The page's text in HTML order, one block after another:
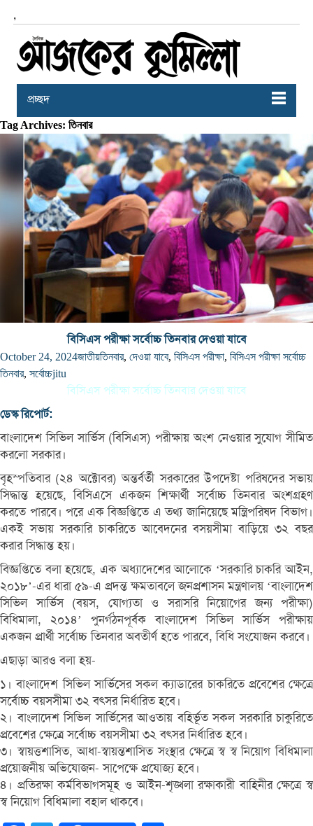
,
প্রচ্ছদ
Tag Archives: তিনবার
বিসিএস পরীক্ষা সর্বোচ্চ তিনবার দেওয়া যাবে
October 24, 2024জাতীয়তিনবার, দেওয়া যাবে, বিসিএস পরীক্ষা, বিসিএস পরীক্ষা সর্বোচ্চ
তিনবার, সর্বোচ্চjitu
বিসিএস পরীক্ষা সর্বোচ্চ তিনবার দেওয়া যাবে
ডেস্ক রিপোর্ট:
বাংলাদেশ সিভিল সার্ভিস (বিসিএস) পরীক্ষায় অংশ নেওয়ার সুযোগ সীমিত
করলো সরকার।
বৃহস্পতিবার (২৪ অক্টোবর) অন্তর্বর্তী সরকারের উপদেষ্টা পরিষদের সভায়
সিদ্ধান্ত হয়েছে, বিসিএসে একজন শিক্ষার্থী সর্বোচ্চ তিনবার অংশগ্রহণ
করতে পারবে। পরে এক বিজ্ঞপ্তিতে এ তথ্য জানিয়েছে মন্ত্রিপরিষদ বিভাগ।
একই সভায় সরকারি চাকরিতে আবেদনের বসয়সীমা বাড়িয়ে ৩২ বছর
করার সিদ্ধান্ত হয়।
বিজ্ঞপ্তিতে বলা হয়েছে, এক অধ্যাদেশের আলোকে ‘সরকারি চাকরি আইন,
২০১৮’-এর ধারা ৫৯-এ প্রদন্ত ক্ষমতাবলে জনপ্রশাসন মন্ত্রণালয় ‘বাংলাদেশ
সিভিল সার্ভিস (বয়স, যোগ্যতা ও সরাসরি নিয়োগের জন্য পরীক্ষা)
বিধিমালা, ২০১৪’ পুনর্গঠনপূর্বক বাংলাদেশ সিভিল সার্ভিস পরীক্ষায়
একজন প্রার্থী সর্বোচ্চ তিনবার অবতীর্ণ হতে পারবে, বিধি সংযোজন করবে।
এছাড়া আরও বলা হয়-
১। বাংলাদেশ সিভিল সার্ভিসের সকল ক্যাডারের চাকরিতে প্রবেশের ক্ষেত্রে
সর্বোচ্চ বয়সসীমা ৩২ বৎসর নির্ধারিত হবে।
২। বাংলাদেশ সিভিল সার্ভিসের আওতায় বহির্ভূত সকল সরকারি চাকুরিতে
প্রবেশের ক্ষেত্রে সর্বোচ্চ বয়সসীমা ৩২ বৎসর নির্ধারিত হবে।
৩। স্বায়ত্তশাসিত, আধা-স্বায়ন্তশাসিত সংস্থার ক্ষেত্রে স্ব স্ব নিয়োগ বিধিমালা
প্রয়োজনীয় অভিযোজন- সাপেক্ষে প্রযোজ্য হবে।
৪। প্রতিরক্ষা কর্মবিভাগসমূহ ও আইন-শৃঙ্খলা রক্ষাকারী বাহিনীর ক্ষেত্রে স্ব
স্ব নিয়োগ বিধিমালা বহাল থাকবে।